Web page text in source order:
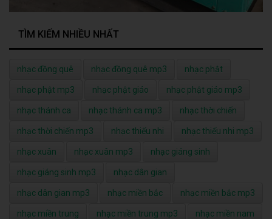
TÌM KIẾM NHIỀU NHẤT
nhạc đồng quê nhạc đồng quê mp3 nhạc phật
nhạc phật mp3 nhạc phật giáo nhạc phật giáo mp3
nhạc thánh ca nhạc thánh ca mp3 nhạc thời chiến
nhạc thời chiến mp3 nhạc thiếu nhi nhạc thiếu nhi mp3
nhạc xuân nhạc xuân mp3 nhạc giáng sinh
nhạc giáng sinh mp3 nhạc dân gian
nhạc dân gian mp3 nhạc miền bắc nhạc miền bắc mp3
nhạc miền trung nhạc miền trung mp3 nhạc miền nam